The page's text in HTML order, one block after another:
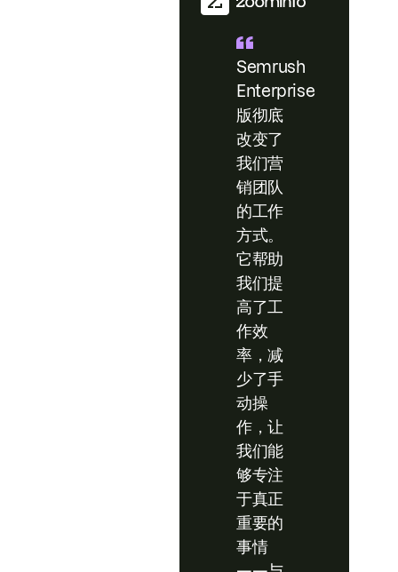
Semrush
Enterprise
版彻底
改变了
我们营
销团队
的工作
方式。
它帮助
我们提
高了工
作效
率，减
少了手
动操
作，让
我们能
够专注
于真正
重要的
事情